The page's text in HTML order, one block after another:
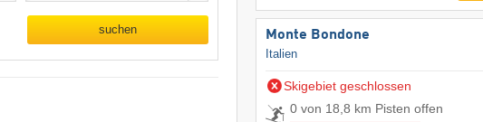
suchen Monte Bondone
Italien
Skigebiet geschlossen
0 von 18,8 km Pisten offen